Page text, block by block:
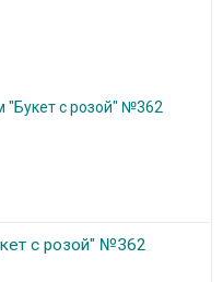
с розой" №362